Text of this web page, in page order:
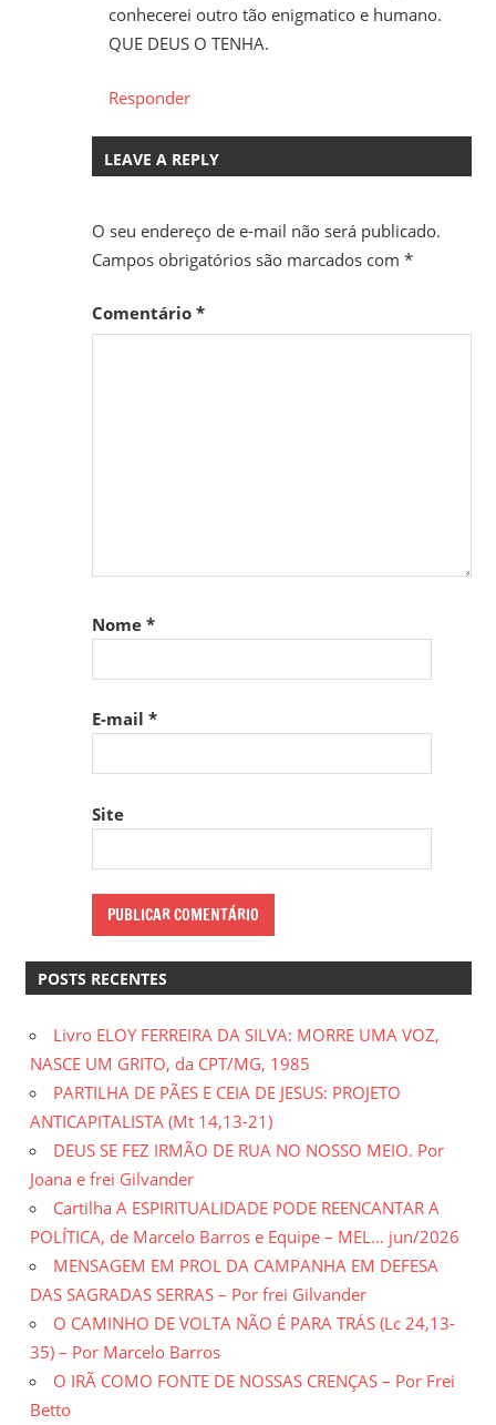
conhecerei outro tão enigmatico e humano.
QUE DEUS O TENHA.
Responder
LEAVE A REPLY
O seu endereço de e-mail não será publicado.
Campos obrigatórios são marcados com *
Comentário *
Nome *
E-mail *
Site
POSTS RECENTES
Livro ELOY FERREIRA DA SILVA: MORRE UMA VOZ,
NASCE UM GRITO, da CPT/MG, 1985
PARTILHA DE PÃES E CEIA DE JESUS: PROJETO
ANTICAPITALISTA (Mt 14,13-21)
DEUS SE FEZ IRMÃO DE RUA NO NOSSO MEIO. Por
Joana e frei Gilvander
Cartilha A ESPIRITUALIDADE PODE REENCANTAR A
POLÍTICA, de Marcelo Barros e Equipe – MEL… jun/2026
MENSAGEM EM PROL DA CAMPANHA EM DEFESA
DAS SAGRADAS SERRAS – Por frei Gilvander
O CAMINHO DE VOLTA NÃO É PARA TRÁS (Lc 24,13-
35) – Por Marcelo Barros
O IRÃ COMO FONTE DE NOSSAS CRENÇAS – Por Frei
Betto